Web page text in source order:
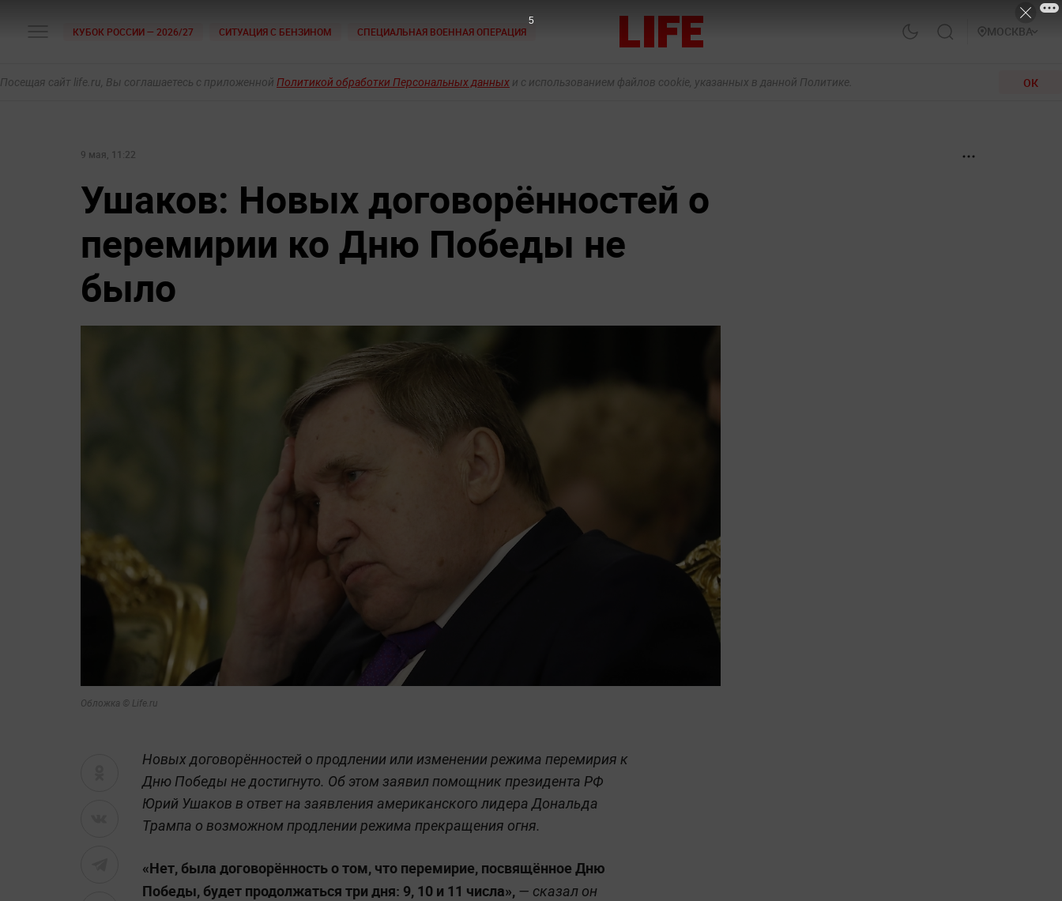
КУБОК РОССИИ — 2026/27 СИТУАЦИЯ С БЕНЗИНОМ СПЕЦИАЛЬНАЯ ВОЕННАЯ ОПЕРАЦИЯ МОСКВА
Посещая сайт life.ru, Вы соглашаетесь с приложенной Политикой обработки Персональных данных и с использованием файлов cookie, указанных в данной Политике. ОК
9 мая, 11:22
Ушаков: Новых договорённостей о
перемирии ко Дню Победы не
было
Обложка © Life.ru
Новых договорённостей о продлении или изменении режима перемирия к
Дню Победы не достигнуто. Об этом заявил помощник президента РФ
Юрий Ушаков в ответ на заявления американского лидера Дональда
Трампа о возможном продлении режима прекращения огня.
«Нет, была договорённость о том, что перемирие, посвящённое Дню
Победы, будет продолжаться три дня: 9, 10 и 11 числа», — сказал он
3